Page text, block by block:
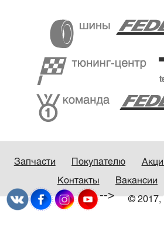
Запчасти Покупателю
Контакты Вакансии
© 2017,
-->